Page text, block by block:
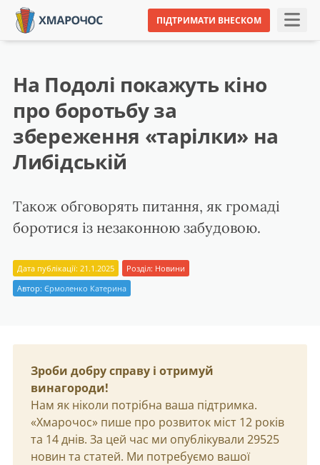
ПІДТРИМАТИ ВНЕСКОМ
На Подолі покажуть кіно
про боротьбу за
збереження «тарілки» на
Либідській
Також обговорять питання, як громаді
боротися із незаконною забудовою.
Дата публікації: 21.1.2025 Розділ: Новини
Автор: Єрмоленко Катерина
Зроби добру справу і отримуй
винагороди!
Нам як ніколи потрібна ваша підтримка.
«Хмарочос» пише про розвиток міст 12 років
та 14 днів. За цей час ми опублікували 29525
новин та статей. Ми потребуємо вашої